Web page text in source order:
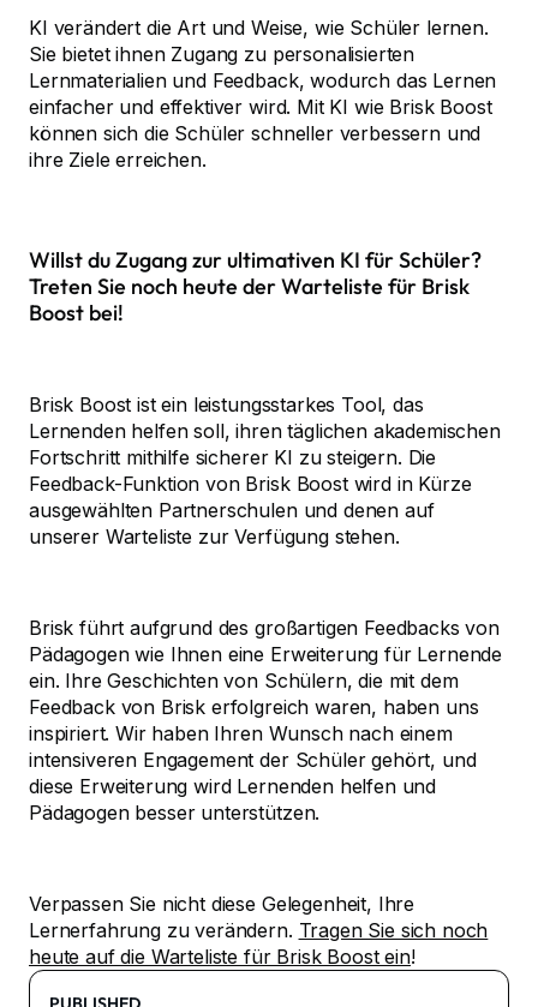
KI verändert die Art und Weise, wie Schüler lernen.
Sie bietet ihnen Zugang zu personalisierten
Lernmaterialien und Feedback, wodurch das Lernen
einfacher und effektiver wird. Mit KI wie Brisk Boost
können sich die Schüler schneller verbessern und
ihre Ziele erreichen.
Willst du Zugang zur ultimativen KI für Schüler?
Treten Sie noch heute der Warteliste für Brisk
Boost bei!
Brisk Boost ist ein leistungsstarkes Tool, das
Lernenden helfen soll, ihren täglichen akademischen
Fortschritt mithilfe sicherer KI zu steigern. Die
Feedback-Funktion von Brisk Boost wird in Kürze
ausgewählten Partnerschulen und denen auf
unserer Warteliste zur Verfügung stehen.
Brisk führt aufgrund des großartigen Feedbacks von
Pädagogen wie Ihnen eine Erweiterung für Lernende
ein. Ihre Geschichten von Schülern, die mit dem
Feedback von Brisk erfolgreich waren, haben uns
inspiriert. Wir haben Ihren Wunsch nach einem
intensiveren Engagement der Schüler gehört, und
diese Erweiterung wird Lernenden helfen und
Pädagogen besser unterstützen.
Verpassen Sie nicht diese Gelegenheit, Ihre
Lernerfahrung zu verändern. Tragen Sie sich noch
heute auf die Warteliste für Brisk Boost ein!